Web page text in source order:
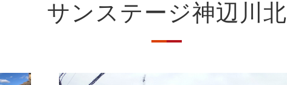
サンステージ神辺川北